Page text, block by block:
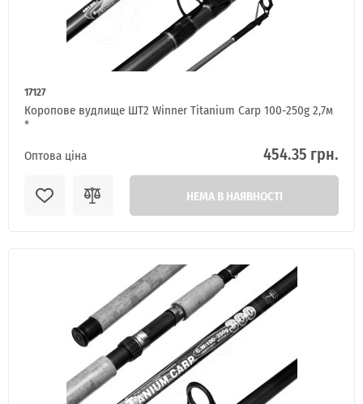
17127
Коропове вудлище ШТ2 Winner Titanium Carp 100-250g 2,7м
*
Оптова ціна
454.35 грн.
НЕМА В НАЯВНОСТІ